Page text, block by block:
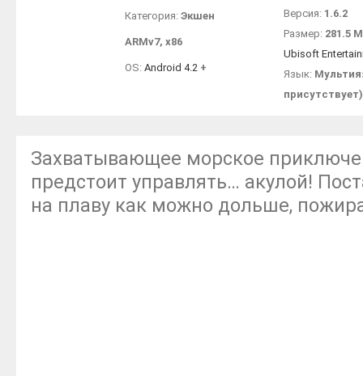
Категория: Экшен
ARMv7, x86
OS: Android 4.2 +
Версия: 1.6.2
Размер: 281.5
Ubisoft
Язык:
присутствует)
Захватывающее морское
предстоит управлять… акулой!
на плаву как можно дольше,